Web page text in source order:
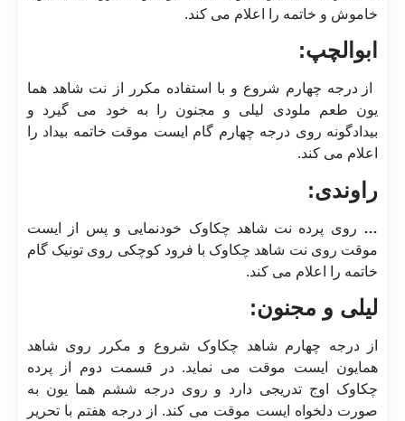
خاموش و خاتمه را اعلام می کند.
ابوالچپ:
از درجه چهارم شروع و با استفاده مکرر از نت شاهد هما
یون طعم ملودی لیلی و مجنون را به خود می گیرد و
بیدادگونه روی درجه چهارم گام ایست موقت خاتمه بیداد را
اعلام می کند.
راوندی:
… روی پرده نت شاهد چکاوک خودنمایی و پس از ایست
موقت روی نت شاهد چکاوک با فرود کوچکی روی تونیک گام
خاتمه را اعلام می کند.
لیلی و مجنون:
از درجه چهارم شاهد چکاوک شروع و مکرر روی شاهد
همایون ایست موقت می نماید. در قسمت دوم از پرده
چکاوک اوج تدریجی دارد و روی درجه ششم هما یون به
صورت دلخواه ایست موقت می کند. از درجه هفتم با تحریر